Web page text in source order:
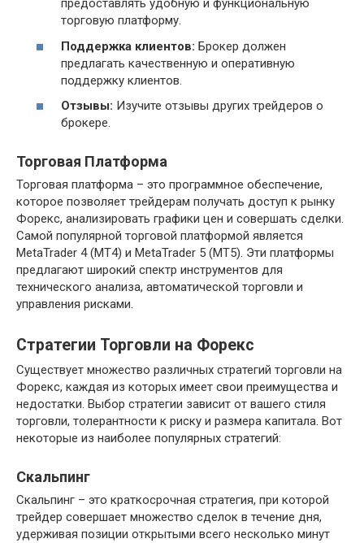
предоставлять удобную и функциональную
торговую платформу.
Поддержка клиентов: Брокер должен
предлагать качественную и оперативную
поддержку клиентов.
Отзывы: Изучите отзывы других трейдеров о
брокере.
Торговая Платформа
Торговая платформа – это программное обеспечение,
которое позволяет трейдерам получать доступ к рынку
Форекс, анализировать графики цен и совершать сделки.
Самой популярной торговой платформой является
MetaTrader 4 (MT4) и MetaTrader 5 (MT5). Эти платформы
предлагают широкий спектр инструментов для
технического анализа, автоматической торговли и
управления рисками.
Стратегии Торговли на Форекс
Существует множество различных стратегий торговли на
Форекс, каждая из которых имеет свои преимущества и
недостатки. Выбор стратегии зависит от вашего стиля
торговли, толерантности к риску и размера капитала. Вот
некоторые из наиболее популярных стратегий:
Скальпинг
Скальпинг – это краткосрочная стратегия, при которой
трейдер совершает множество сделок в течение дня,
удерживая позиции открытыми всего несколько минут